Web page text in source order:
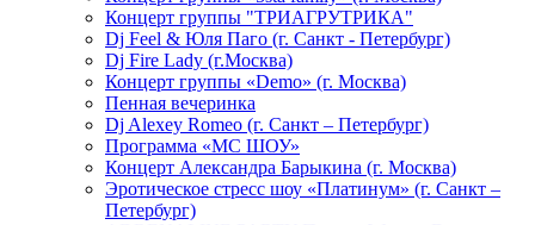
Концерт группы "ТРИАГРУТРИКА"
Dj Feel & Юля Паго (г. Санкт - Петербург)
Dj Fire Lady (г.Москва)
Концерт группы «Demo» (г. Москва)
Пенная вечеринка
Dj Alexey Romeo (г. Санкт – Петербург)
Программа «МС ШОУ»
Концерт Александра Барыкина (г. Москва)
Эротическое стресс шоу «Платинум» (г. Санкт –
Петербург)